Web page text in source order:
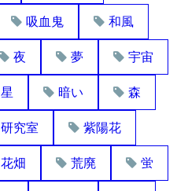
吸血鬼 和風
夜 夢 宇宙
星 暗い 森
研究室 紫陽花
花畑 荒廃 蛍